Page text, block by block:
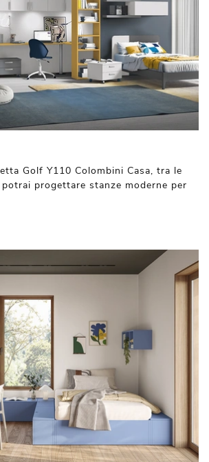
Golf Y110 Colombini Casa, tra le
progettare stanze moderne per